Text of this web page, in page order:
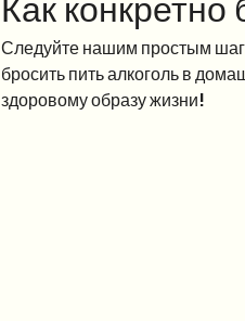
Следуйте нашим простым
бросить пить алкоголь в
здоровому образу жизни!